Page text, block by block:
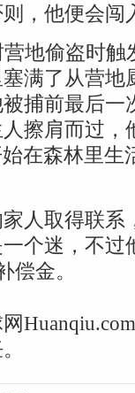
，他便会闯
地偷盗时触
满了从营地
捕前最后一
擦肩而过，
在森林里生
取得联系
个迷，不过
偿金。